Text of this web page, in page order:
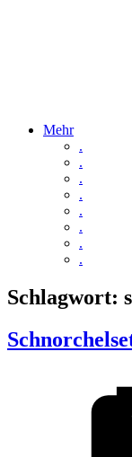
Mehr
.
.
.
.
.
.
.
.
Schlagwort: